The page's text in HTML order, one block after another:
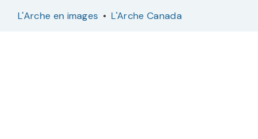
L'Arche en images •L'Arche Canada